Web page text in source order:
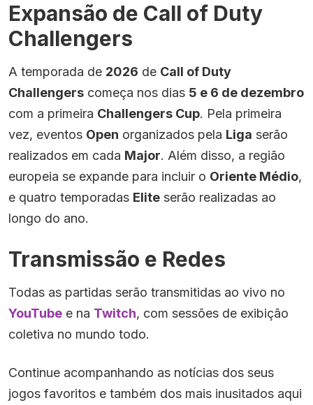
Expansão de Call of Duty
Challengers
A temporada de 2026 de Call of Duty
Challengers começa nos dias 5 e 6 de dezembro
com a primeira Challengers Cup. Pela primeira
vez, eventos Open organizados pela Liga serão
realizados em cada Major. Além disso, a região
europeia se expande para incluir o Oriente Médio,
e quatro temporadas Elite serão realizadas ao
longo do ano.
Transmissão e Redes
Todas as partidas serão transmitidas ao vivo no
YouTube e na Twitch, com sessões de exibição
coletiva no mundo todo.
Continue acompanhando as notícias dos seus
jogos favoritos e também dos mais inusitados aqui